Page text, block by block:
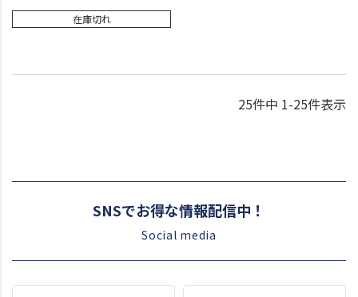
在庫切れ
25件中 1-25件表示
SNSでお得な情報配信中！
Social media